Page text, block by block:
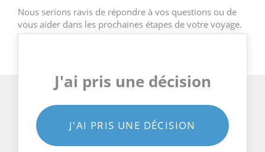
Nous serions ravis de répondre à vos questions ou de
vous aider dans les prochaines étapes de votre voyage.
J'ai pris une décision
J'AI PRIS UNE DÉCISION